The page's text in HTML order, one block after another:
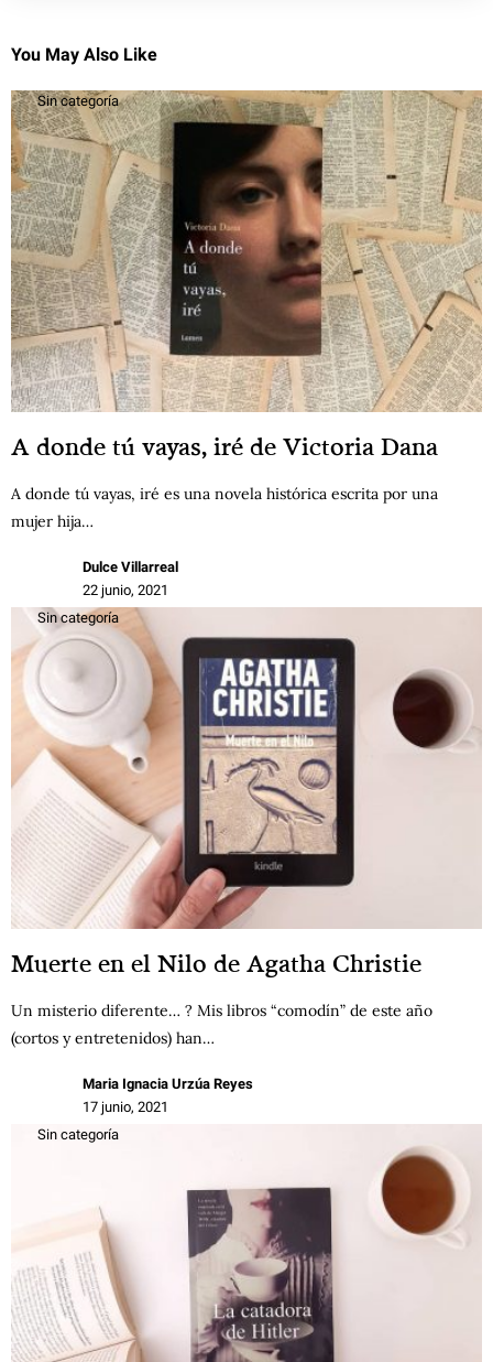
You May Also Like
Sin categoría
A donde tú vayas, iré de Victoria Dana
A donde tú vayas, iré es una novela histórica escrita por una
mujer hija…
Dulce Villarreal
22 junio, 2021
Sin categoría
Muerte en el Nilo de Agatha Christie
Un misterio diferente… ? Mis libros “comodín” de este año
(cortos y entretenidos) han…
Maria Ignacia Urzúa Reyes
17 junio, 2021
Sin categoría